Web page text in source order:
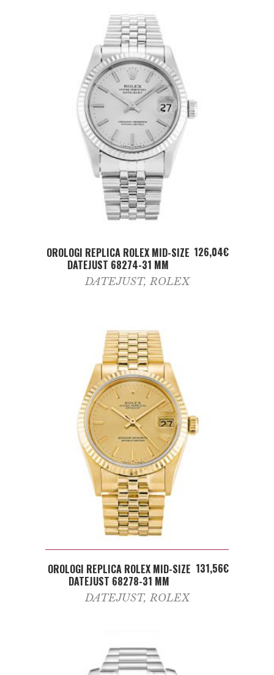
ADD TO CART
OROLOGI REPLICA ROLEX MID-SIZE
DATEJUST 68274-31 MM
126,04€
DATEJUST, ROLEX
ADD TO CART
OROLOGI REPLICA ROLEX MID-SIZE
DATEJUST 68278-31 MM
131,56€
DATEJUST, ROLEX